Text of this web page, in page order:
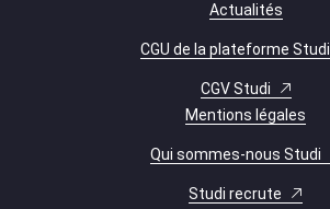
Actualités
CGU de la plateforme Studi
CGV Studi
Mentions légales
Qui sommes-nous Studi
Studi recrute